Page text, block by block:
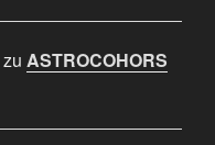
zu ASTROCOHORS